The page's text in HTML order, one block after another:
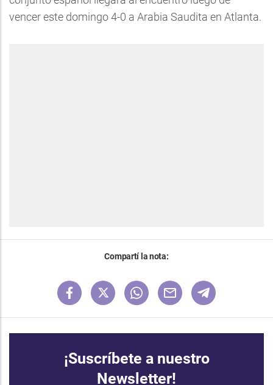
vencer este domingo 4-0 a Arabia Saudita en Atlanta.
Compartí la nota:
¡Suscríbete a nuestro
Newsletter!